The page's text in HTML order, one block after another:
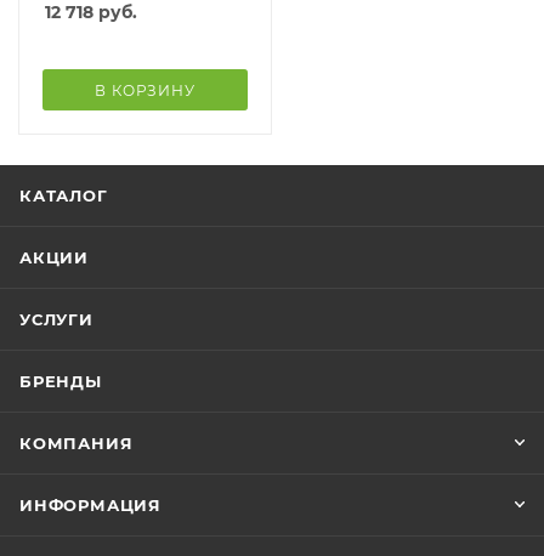
12 718 руб.
В КОРЗИНУ
КАТАЛОГ
АКЦИИ
УСЛУГИ
БРЕНДЫ
КОМПАНИЯ
ИНФОРМАЦИЯ